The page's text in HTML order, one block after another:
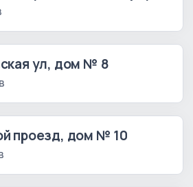
ул, дом № 8
проезд, дом № 10